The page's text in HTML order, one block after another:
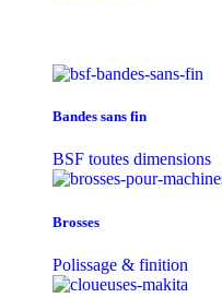
Bandes sans fin
BSF toutes dimensions
Brosses
Polissage & finition